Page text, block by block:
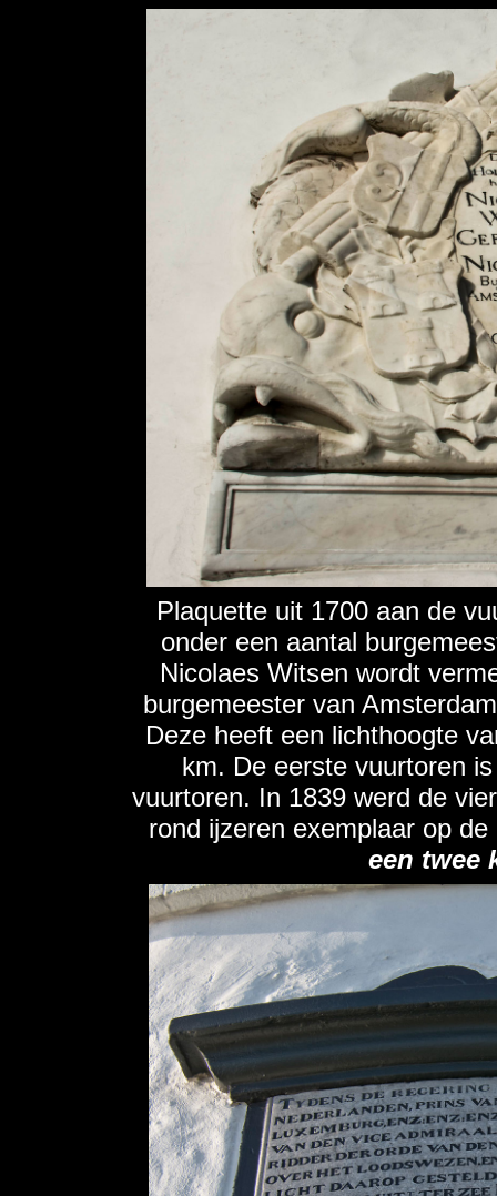
Plaquette uit 1700 aan de
onder een aantal
Nicolaes Witsen wordt
burgemeester van
Deze heeft een lichthoogte
km. De eerste vuurtoren
vuurtoren. In 1839 werd de
rond ijzeren exemplaar op
een twee